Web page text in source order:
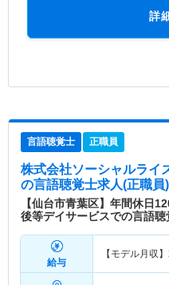
詳
言語聴覚士 正職員
株式会社ソーシャルライ
の言語聴覚士求人(正職員)
【仙台市青葉区】年間休日
後等デイサービスでの言語聴
給与
【モデル月収】